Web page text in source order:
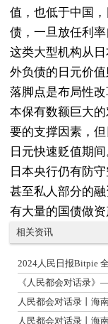
值，也低于中国
债，一旦放任利率
这类大型机构从
外负债的日元价
落脚点是布局性
本保有数额巨大
要的支撑因素，但
日元快速贬值期间
日本央行仍有防守
甚至私人部分的
有大量的国债做资
相关资讯
2024人民日报Bitpie
《人民都会对话录》
人民都会对话录丨海
人民都会对话录丨海